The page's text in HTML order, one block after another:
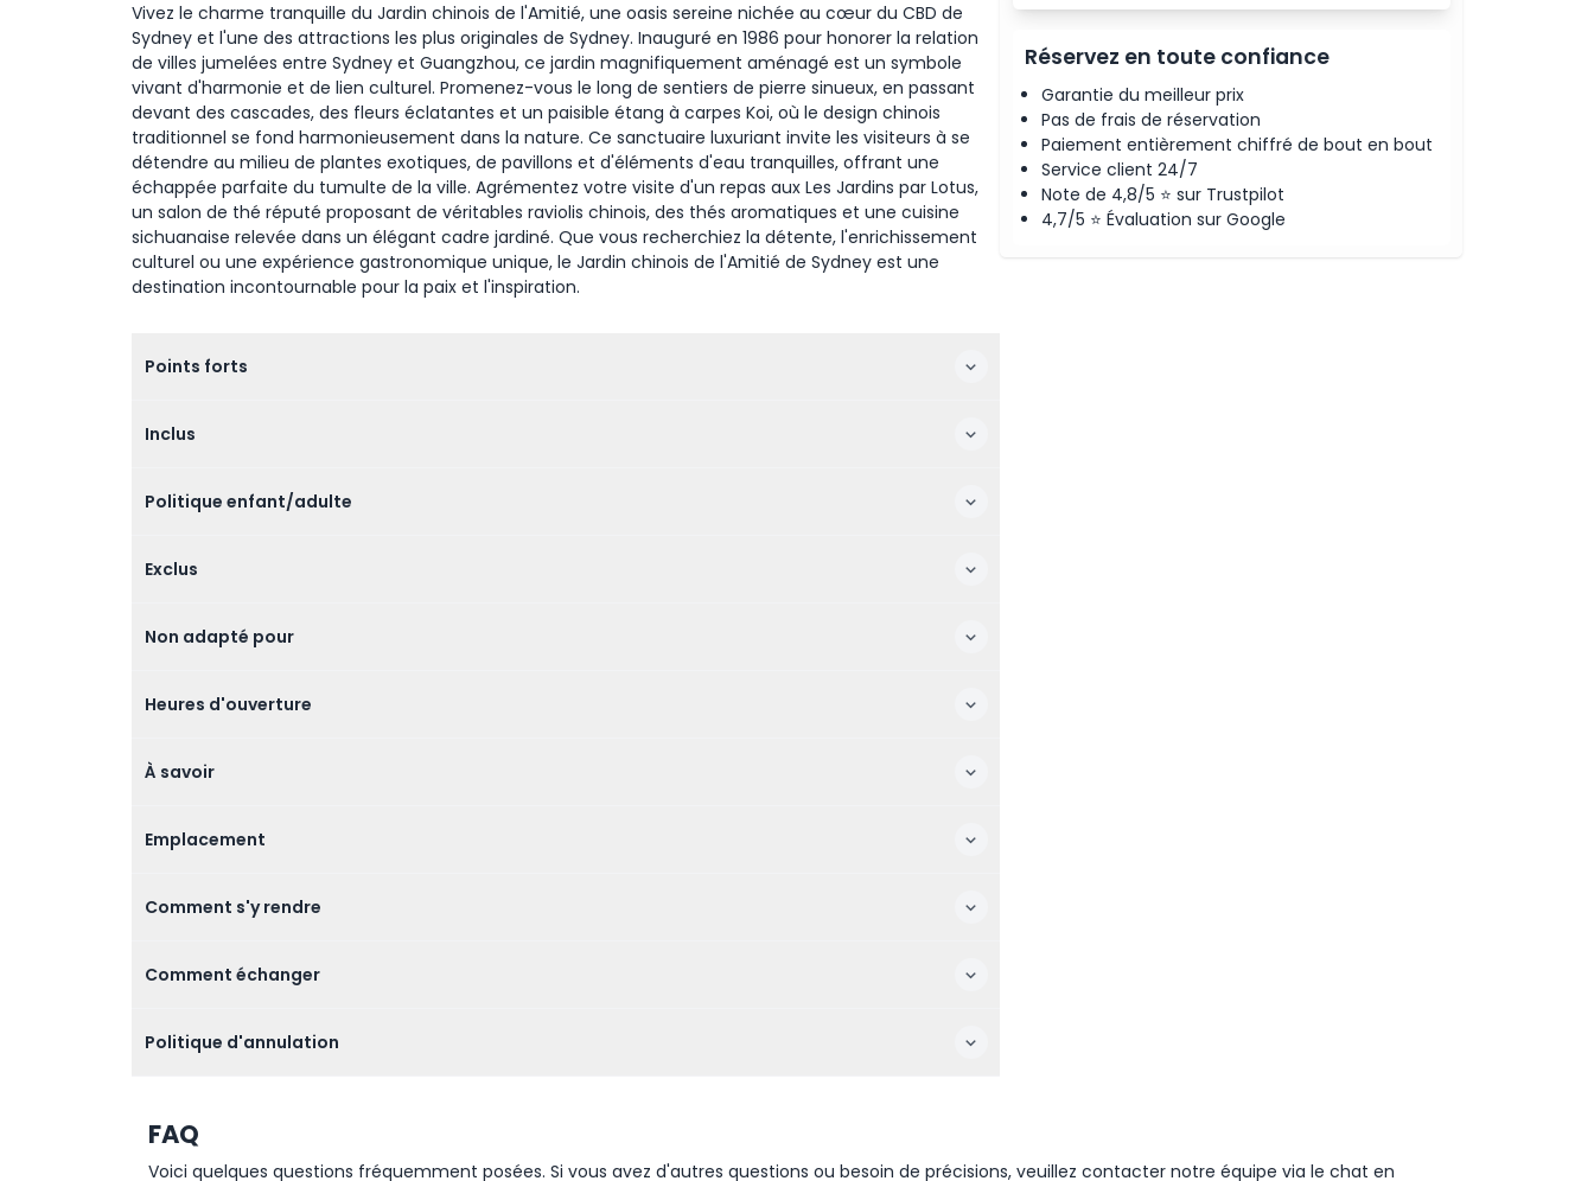
Vivez le charme tranquille du Jardin chinois de l'Amitié, une oasis sereine nichée au cœur du CBD de
Sydney et l'une des attractions les plus originales de Sydney. Inauguré en 1986 pour honorer la relation
de villes jumelées entre Sydney et Guangzhou, ce jardin magnifiquement aménagé est un symbole
vivant d'harmonie et de lien culturel. Promenez-vous le long de sentiers de pierre sinueux, en passant
devant des cascades, des fleurs éclatantes et un paisible étang à carpes Koi, où le design chinois
traditionnel se fond harmonieusement dans la nature. Ce sanctuaire luxuriant invite les visiteurs à se
détendre au milieu de plantes exotiques, de pavillons et d'éléments d'eau tranquilles, offrant une
échappée parfaite du tumulte de la ville. Agrémentez votre visite d'un repas aux Les Jardins par Lotus,
un salon de thé réputé proposant de véritables raviolis chinois, des thés aromatiques et une cuisine
sichuanaise relevée dans un élégant cadre jardiné. Que vous recherchiez la détente, l'enrichissement
culturel ou une expérience gastronomique unique, le Jardin chinois de l'Amitié de Sydney est une
destination incontournable pour la paix et l'inspiration.
Points forts
Inclus
Politique enfant/adulte
Exclus
Non adapté pour
Heures d'ouverture
À savoir
Emplacement
Comment s'y rendre
Comment échanger
Politique d'annulation
Réservez en toute confiance
Garantie du meilleur prix
Pas de frais de réservation
Paiement entièrement chiffré de bout en bout
Service client 24/7
Note de 4,8/5 ⭐ sur Trustpilot
4,7/5 ⭐ Évaluation sur Google
FAQ
Voici quelques questions fréquemment posées. Si vous avez d'autres questions ou besoin de précisions, veuillez contacter notre équipe via le chat en